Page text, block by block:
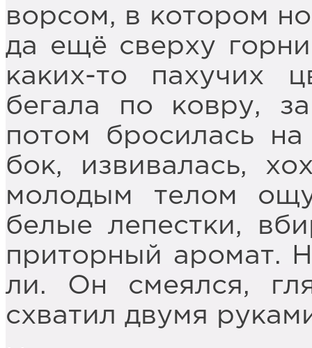
ворсом, в котором
да ещё сверху
каких-то пахучих
бегала по ковру,
потом бросилась
бок, извивалась,
молодым телом
белые лепестки,
приторный аромат.
ли. Он смеялся,
схватил двумя